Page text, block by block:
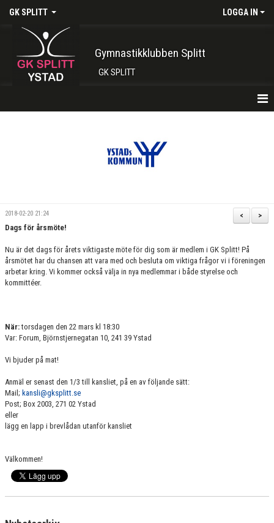
GK SPLITT LOGGA IN
Gymnastikklubben Splitt
GK SPLITT
INTRESSEANMÄLAN
SHOP
GRUPPER OCH TIDER
SPONSRING
FRÅGOR & SVAR
FUNKTIONÄRER
FRITIDSKORTET
>
<
2018-02-20 21:24
Dags för årsmöte!
Nu är det dags för årets viktigaste möte för dig som är medlem i GK Splitt! På
årsmötet har du chansen att vara med och besluta om viktiga frågor vi i föreningen
arbetar kring. Vi kommer också välja in nya medlemmar i både styrelse och
kommittéer.
När:torsdagen den 22 mars kl 18:30
Var: Forum, Björnstjernegatan 10, 241 39 Ystad
Vi bjuder på mat!
Anmäl er senast den 1/3 till kansliet, på en av följande sätt:
Mail; kansli@gksplitt.se
Post; Box 2003, 271 02 Ystad
eller
lägg en lapp i brevlådan utanför kansliet
Välkommen!